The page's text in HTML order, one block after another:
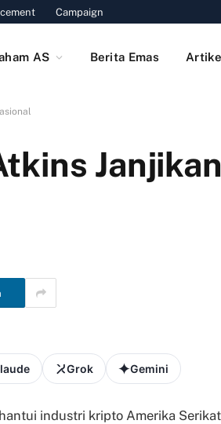
Campaign
AS Berita Emas
Grok Gemini
industri kripto Amerika